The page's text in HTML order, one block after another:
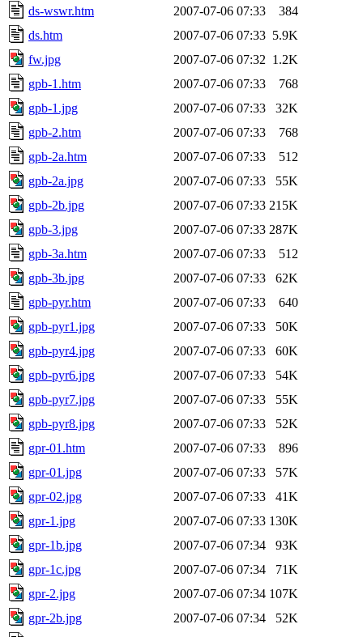
ds-wswr.htm 2007-07-06 07:33
384
ds.htm
2007-07-06 07:33 5.9K
fw.jpg
2007-07-06 07:32 1.2K
gpb-1.htm
2007-07-06 07:33
768
gpb-1.jpg
2007-07-06 07:33
32K
gpb-2.htm
2007-07-06 07:33
768
gpb-2a.htm
2007-07-06 07:33
512
gpb-2a.jpg
2007-07-06 07:33
55K
gpb-2b.jpg
2007-07-06 07:33 215K
gpb-3.jpg
2007-07-06 07:33 287K
gpb-3a.htm
2007-07-06 07:33
512
gpb-3b.jpg
2007-07-06 07:33
62K
gpb-pyr.htm
2007-07-06 07:33
640
gpb-pyr1.jpg
2007-07-06 07:33
50K
gpb-pyr4.jpg
2007-07-06 07:33
60K
gpb-pyr6.jpg
2007-07-06 07:33
54K
gpb-pyr7.jpg
2007-07-06 07:33
55K
gpb-pyr8.jpg
2007-07-06 07:33
52K
gpr-01.htm
2007-07-06 07:33
896
gpr-01.jpg
2007-07-06 07:33
57K
gpr-02.jpg
2007-07-06 07:33
41K
gpr-1.jpg
2007-07-06 07:33 130K
gpr-1b.jpg
2007-07-06 07:34
93K
gpr-1c.jpg
2007-07-06 07:34
71K
gpr-2.jpg
2007-07-06 07:34 107K
gpr-2b.jpg
2007-07-06 07:34
52K